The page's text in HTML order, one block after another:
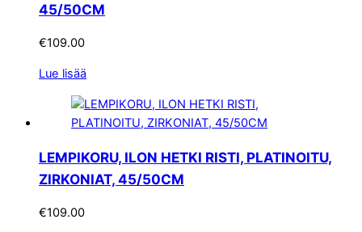
45/50CM
€109.00
Lue lisää
LEMPIKORU, ILON HETKI RISTI, PLATINOITU,
ZIRKONIAT, 45/50CM
€109.00